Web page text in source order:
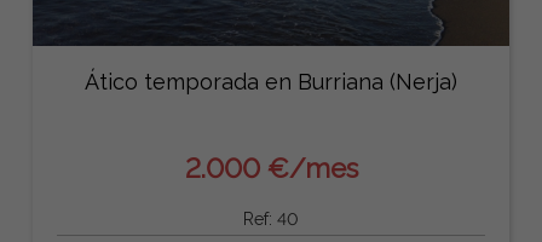
Ático temporada en Burriana (Nerja)
2.000 €/mes
Ref: 40